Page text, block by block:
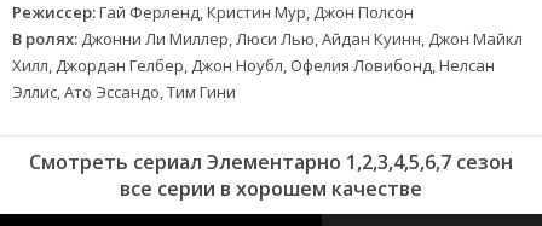
Режиссер:Гай Ферленд, Кристин Мур, Джон Полсон
В ролях: Джонни Ли Миллер, Люси Лью, Айдан Куинн, Джон Майкл
Хилл, Джордан Гелбер, Джон Ноубл, Офелия Ловибонд, Нелсан
Эллис, Ато Эссандо, Тим Гини
Смотреть сериал Элементарно 1,2,3,4,5,6,7 сезон
все серии в хорошем качестве